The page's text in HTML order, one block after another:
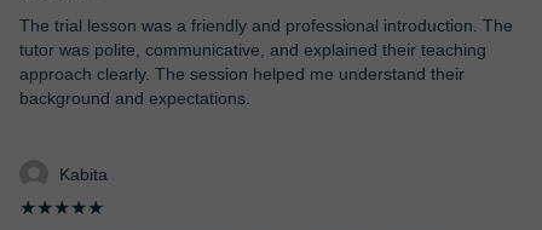
The trial lesson was a friendly and professional introduction. The
tutor was polite, communicative, and explained their teaching
approach clearly. The session helped me understand their
background and expectations.
Kabita
★★★★★